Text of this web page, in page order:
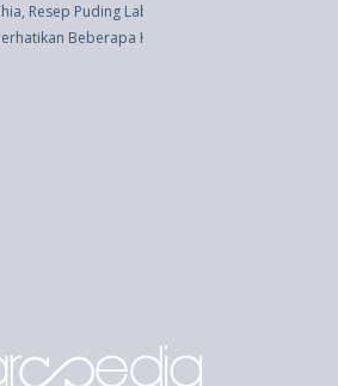
Resep Puding Labu
Beberapa Hal Berikut Ini